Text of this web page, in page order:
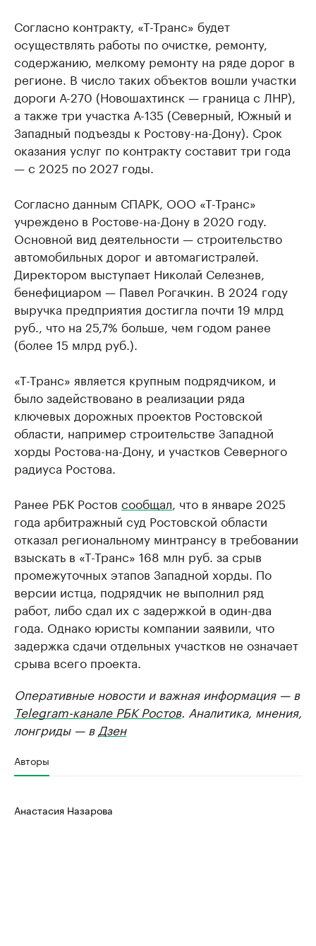
Согласно контракту, «Т-Транс» будет
осуществлять работы по очистке, ремонту,
содержанию, мелкому ремонту на ряде дорог в
регионе. В число таких объектов вошли участки
дороги А-270 (Новошахтинск — граница с ЛНР),
а также три участка А-135 (Северный, Южный и
Западный подъезды к Ростову-на-Дону). Срок
оказания услуг по контракту составит три года
— с 2025 по 2027 годы.
Согласно данным СПАРК, ООО «Т-Транс»
учреждено в Ростове-на-Дону в 2020 году.
Основной вид деятельности — строительство
автомобильных дорог и автомагистралей.
Директором выступает Николай Селезнев,
бенефициаром — Павел Рогачкин. В 2024 году
выручка предприятия достигла почти 19 млрд
руб., что на 25,7% больше, чем годом ранее
(более 15 млрд руб.).
«Т-Транс» является крупным подрядчиком, и
было задействовано в реализации ряда
ключевых дорожных проектов Ростовской
области, например строительстве Западной
хорды Ростова-на-Дону, и участков Северного
радиуса Ростова.
Ранее РБК Ростов сообщал , что в январе 2025
года арбитражный суд Ростовской области
отказал региональному минтрансу в требовании
взыскать в «Т-Транс» 168 млн руб. за срыв
промежуточных этапов Западной хорды. По
версии истца, подрядчик не выполнил ряд
работ, либо сдал их с задержкой в один-два
года. Однако юристы компании заявили, что
задержка сдачи отдельных участков не означает
срыва всего проекта.
Оперативные новости и важная информация — в
Telegram-канале РБК Ростов. Аналитика, мнения,
лонгриды — в Дзен
Авторы
Анастасия Назарова